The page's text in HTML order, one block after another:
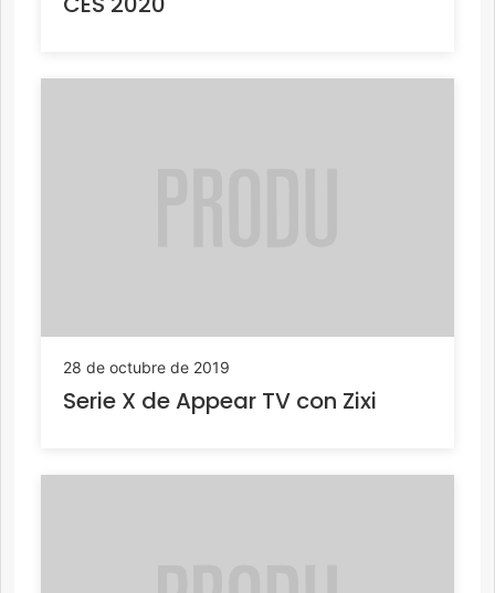
28 de octubre de 2019
Serie X de Appear TV con Zixi